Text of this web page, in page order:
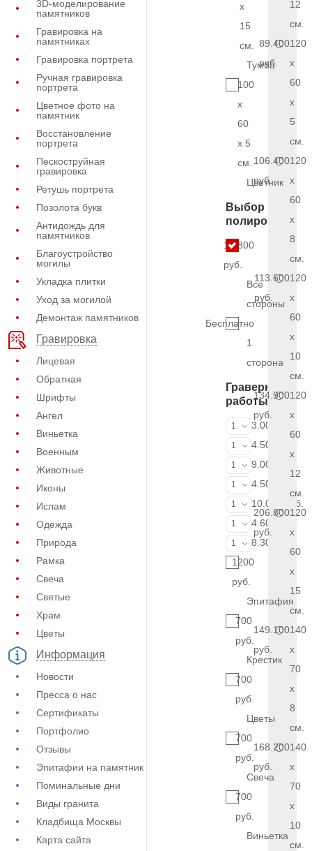
3D-моделирование
памятников
Гравировка на
памятниках
Гравировка портрета
Ручная гравировка
портрета
Цветное фото на
памятник
Восстановление
портрета
Пескоструйная
гравировка
Ретушь портрета
Позолота букв
Антидождь для
памятников
Благоустройство
могилы
Укладка плитки
Уход за могилой
Демонтаж памятников
Гравировка
Лицевая
Обратная
Шрифты
Ангел
Виньетка
Военным
Животные
Иконы
Ислам
Одежда
Природа
Рамка
Свеча
Святые
Храм
Цветы
Информация
Новости
Пресса о нас
Сертификаты
Портфолио
Отзывы
Эпитафии на памятник
Поминальные дни
Виды гранита
Кладбища Москвы
Карта сайта
x
15
см.
Тумба
100
x
60
x 5
см.
Цветник
Выбор
полировки
10.800
руб.
Все
стороны
Бесплатно
1
сторона
Граверные
работы
ФИО и даты
1
3.000 руб.
ФИО и даты
1
4.500 руб.
ФИО и даты
1
9.000 руб.
Портрет
1
4.500 руб.
Портрет
1
10.000 руб.
Фотокерамика
1
4.600 руб.
Фото на
1
8.300 руб.
1200
руб.
Эпитафия
700
руб.
Крестик
700
руб.
Цветы
700
руб.
Свеча
700
руб.
Виньетка
12
см.
89.400
руб.
120
x
60
x
5
см.
106.400
руб.
120
x
60
x
8
см.
113.600
руб.
120
x
60
x
10
см.
134.900
руб.
120
x
60
x
12
см.
206.800
руб.
120
x
60
x
15
см.
149.100
руб.
140
x
70
x
8
см.
168.200
руб.
140
x
70
x
10
см.